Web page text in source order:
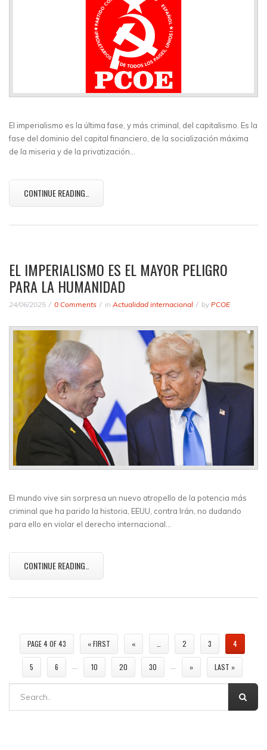
El imperialismo es la última fase, y más criminal, del capitalismo. Es la
fase del dominio del capital financiero, de la socialización máxima
de la miseria y de la privatización…
CONTINUE READING..
EL IMPERIALISMO ES EL MAYOR PELIGRO
PARA LA HUMANIDAD
24/06/2025 0 Comments in Actualidad internacional by PCOE
El mundo vive sin sorpresa un nuevo atropello de la potencia más
criminal que ha parido la historia, EEUU, contra Irán, no dudando
para ello en violar el derecho internacional…
CONTINUE READING..
PAGE 4 OF 43 « FIRST « 2 3 4
5 6 … 10 20 30 … » LAST »